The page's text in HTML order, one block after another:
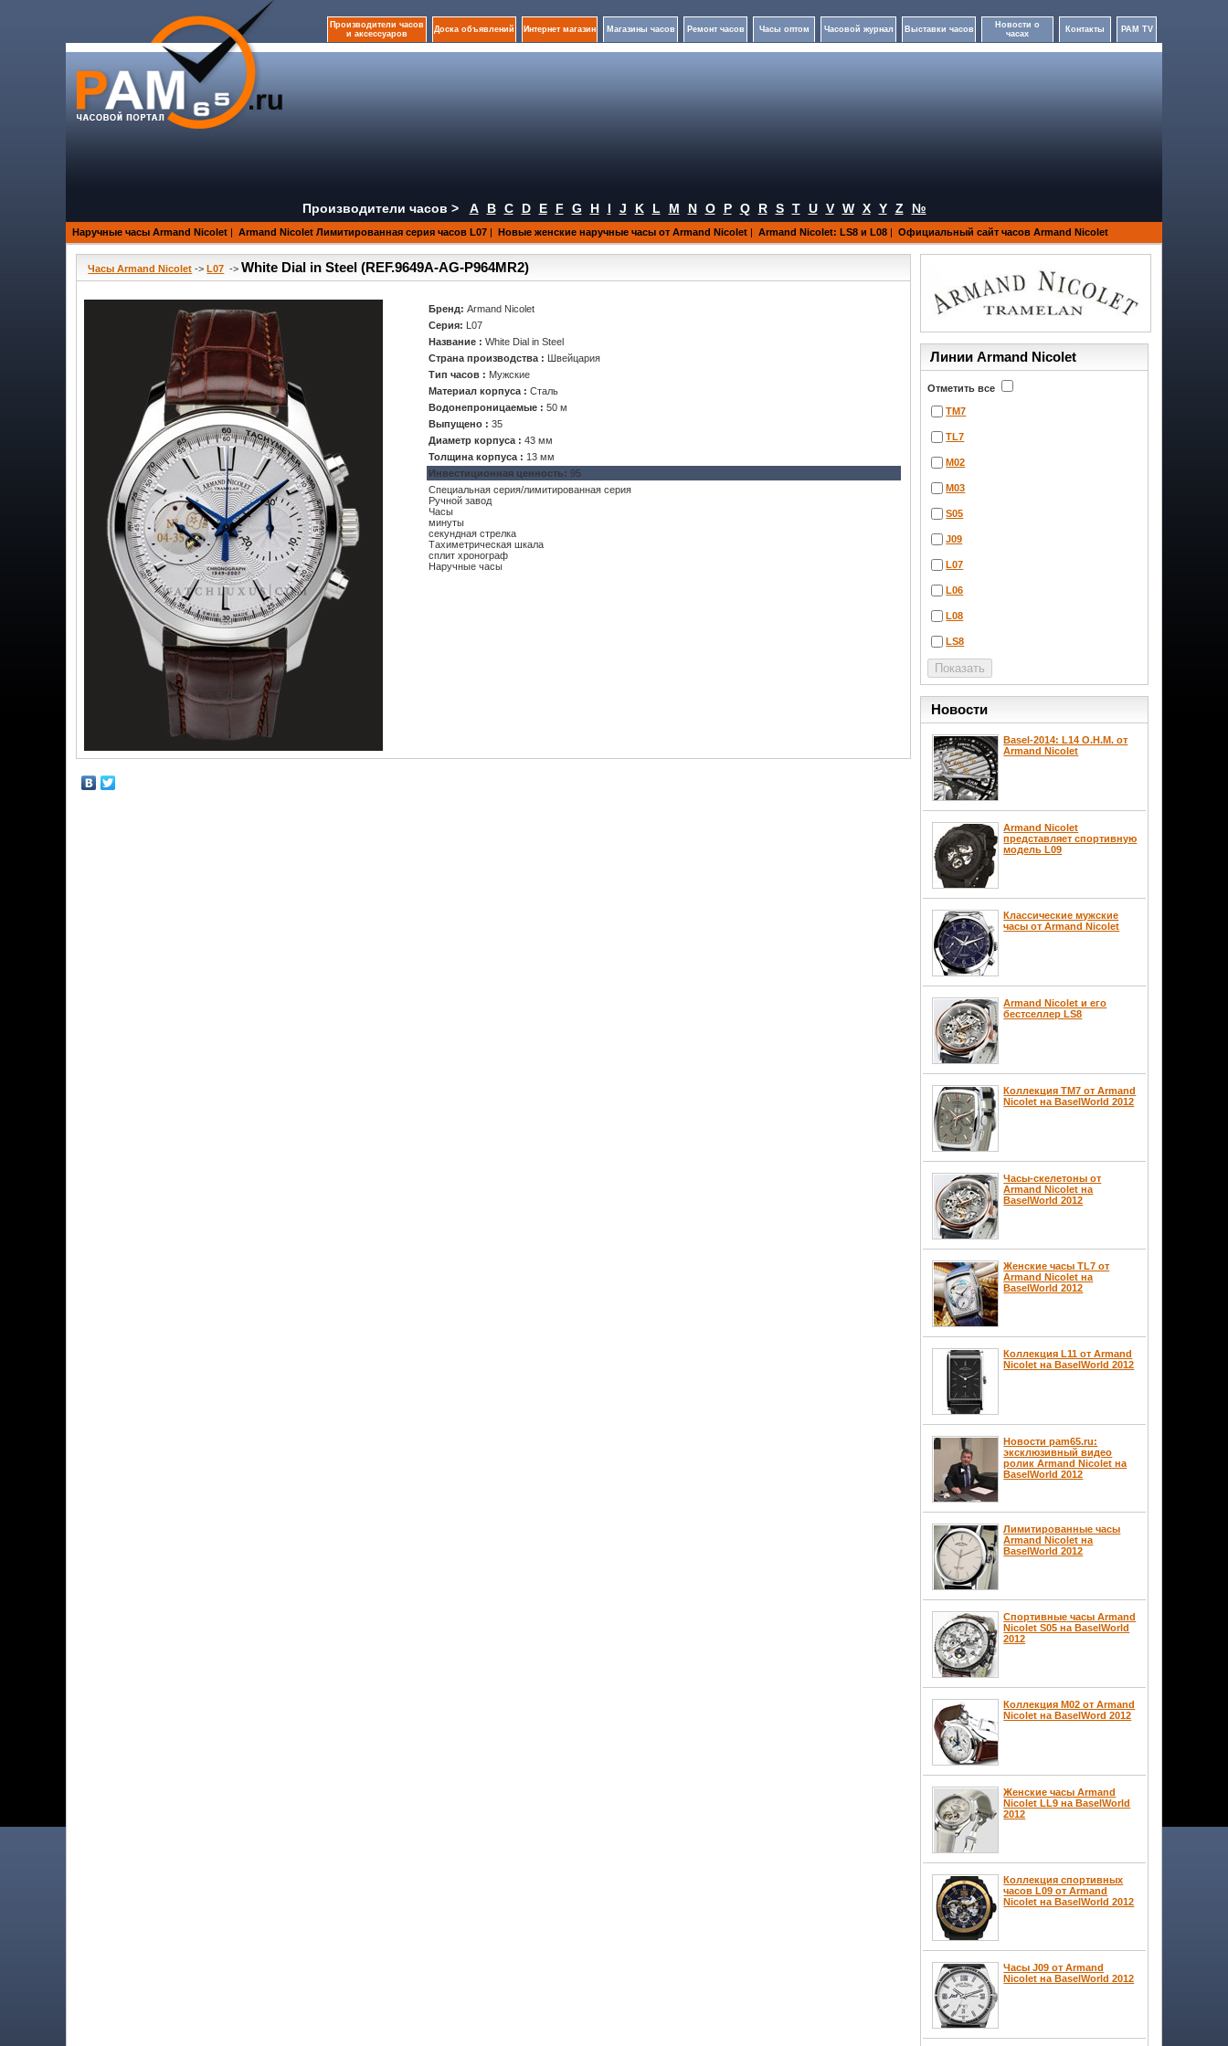
Производители часов
и аксессуаров
Доска объявлений Интернет магазин Магазины часов Ремонт часов Часы оптом Часовой журнал Выставки часов
Новости о
часах
Контакты PAM TV
Производители часов > A B C D E F G H I J K L M N O P Q R S T U V W X Y Z №
Наручные часы Armand Nicolet | Armand Nicolet Лимитированная серия часов L07 | Новые женские наручные часы от Armand Nicolet | Armand Nicolet: LS8 и L08 | Официальный сайт часов Armand Nicolet
Часы Armand Nicolet -> L07 ->White Dial in Steel (REF.9649A-AG-P964MR2)
Бренд:Armand Nicolet
Серия:
L07
Название :White Dial in Steel
Страна производства :
Швейцария
Тип часов : Мужские
Материал корпуса :Сталь
Водонепроницаемые :50 м
Выпущено :35
Диаметр корпуса :43 мм
Толщина корпуса : 13 мм
Инвестиционная ценность:95
Специальная серия/лимитированная серия
Ручной завод
Часы
минуты
секундная стрелка
Тахиметрическая шкала
сплит хронограф
Наручные часы
Линии Armand Nicolet
Отметить все
TM7
TL7
M02
M03
S05
J09
L07
L06
L08
LS8
Новости
Basel-2014: L14 O.H.M. от
Armand Nicolet
Armand Nicolet
представляет спортивную
модель L09
Классические мужские
часы от Armand Nicolet
Armand Nicolet и его
бестселлер LS8
Коллекция ТМ7 от Armand
Nicolet на BaselWorld 2012
Часы-скелетоны от
Armand Nicolet на
BaselWorld 2012
Женские часы TL7 от
Armand Nicolet на
BaselWorld 2012
Коллекция L11 от Armand
Nicolet на BaselWorld 2012
Новости pam65.ru:
эксклюзивный видео
ролик Armand Nicolet на
BaselWorld 2012
Лимитированные часы
Armand Nicolet на
BaselWorld 2012
Спортивные часы Armand
Nicolet S05 на BaselWorld
2012
Коллекция M02 от Armand
Nicolet на BaselWord 2012
Женские часы Armand
Nicolet LL9 на BaselWorld
2012
Коллекция спортивных
часов L09 от Armand
Nicolet на BaselWorld 2012
Часы J09 от Armand
Nicolet на BaselWorld 2012